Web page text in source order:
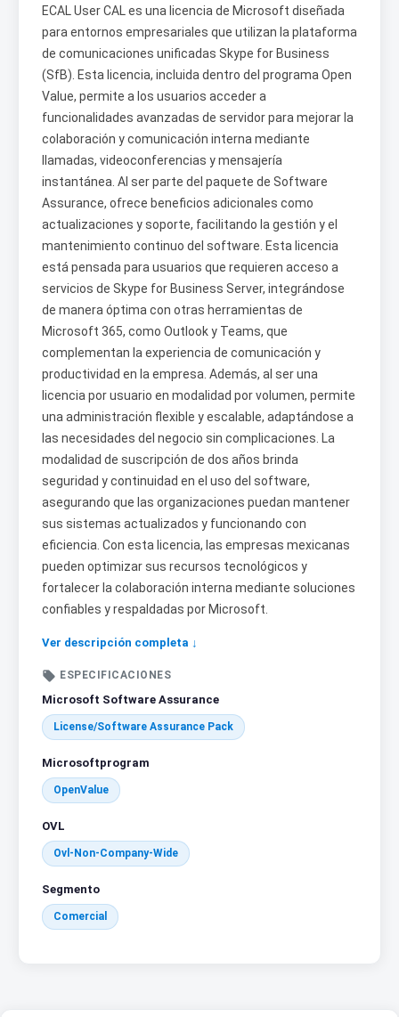
ECAL User CAL es una licencia de Microsoft diseñada
para entornos empresariales que utilizan la plataforma
de comunicaciones unificadas Skype for Business
(SfB). Esta licencia, incluida dentro del programa Open
Value, permite a los usuarios acceder a
funcionalidades avanzadas de servidor para mejorar la
colaboración y comunicación interna mediante
llamadas, videoconferencias y mensajería
instantánea. Al ser parte del paquete de Software
Assurance, ofrece beneficios adicionales como
actualizaciones y soporte, facilitando la gestión y el
mantenimiento continuo del software. Esta licencia
está pensada para usuarios que requieren acceso a
servicios de Skype for Business Server, integrándose
de manera óptima con otras herramientas de
Microsoft 365, como Outlook y Teams, que
complementan la experiencia de comunicación y
productividad en la empresa. Además, al ser una
licencia por usuario en modalidad por volumen, permite
una administración flexible y escalable, adaptándose a
las necesidades del negocio sin complicaciones. La
modalidad de suscripción de dos años brinda
seguridad y continuidad en el uso del software,
asegurando que las organizaciones puedan mantener
sus sistemas actualizados y funcionando con
eficiencia. Con esta licencia, las empresas mexicanas
pueden optimizar sus recursos tecnológicos y
fortalecer la colaboración interna mediante soluciones
confiables y respaldadas por Microsoft.
Ver descripción completa ↓
 ESPECIFICACIONES
Microsoft Software Assurance
License/Software Assurance Pack
Microsoftprogram
OpenValue
OVL
Ovl-Non-Company-Wide
Segmento
Comercial